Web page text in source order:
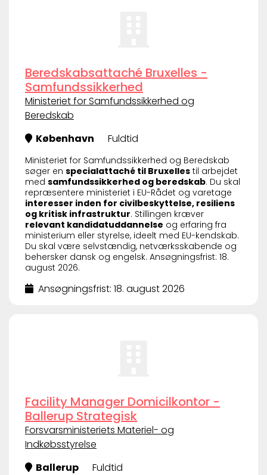
Beredskabsattaché Bruxelles -
Samfundssikkerhed
Ministeriet for Samfundssikkerhed og
Beredskab
København
Fuldtid
Ministeriet for Samfundssikkerhed og Beredskab
søger en specialattaché til Bruxelles til arbejdet
med samfundssikkerhed og beredskab. Du skal
repræsentere ministeriet i EU-Rådet og varetage
interesser inden for civilbeskyttelse, resiliens
og kritisk infrastruktur. Stillingen kræver
relevant kandidatuddannelse og erfaring fra
ministerium eller styrelse, ideelt med EU-kendskab.
Du skal være selvstændig, netværksskabende og
behersker dansk og engelsk. Ansøgningsfrist: 18.
august 2026.
Ansøgningsfrist: 18. august 2026
Facility Manager Domicilkontor -
Ballerup Strategisk
Forsvarsministeriets Materiel- og
Indkøbsstyrelse
Ballerup
Fuldtid